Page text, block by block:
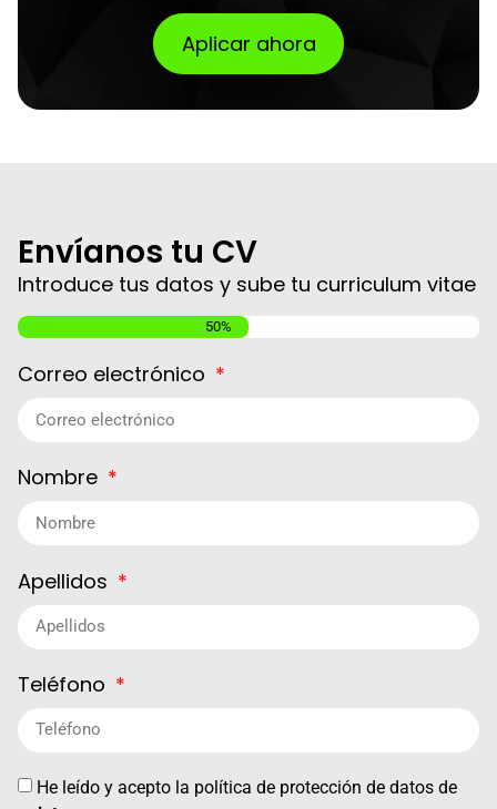
Aplicar ahora
Envíanos tu CV
Introduce tus datos y sube tu curriculum vitae
50%
Correo electrónico
Nombre
Apellidos
Teléfono
He leído y acepto la política de protección de datos de